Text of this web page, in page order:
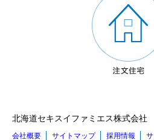
北海道セキスイファミエス株式会
会社概要 サイトマップ 採用情報